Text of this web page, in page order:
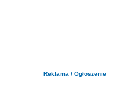
Reklama / Ogłoszenie